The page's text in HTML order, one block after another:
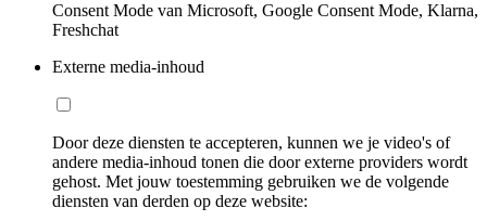
Consent Mode van Microsoft, Google Consent Mode, Klarna,
Freshchat
Externe media-inhoud
Door deze diensten te accepteren, kunnen we je video's of
andere media-inhoud tonen die door externe providers wordt
gehost. Met jouw toestemming gebruiken we de volgende
diensten van derden op deze website: